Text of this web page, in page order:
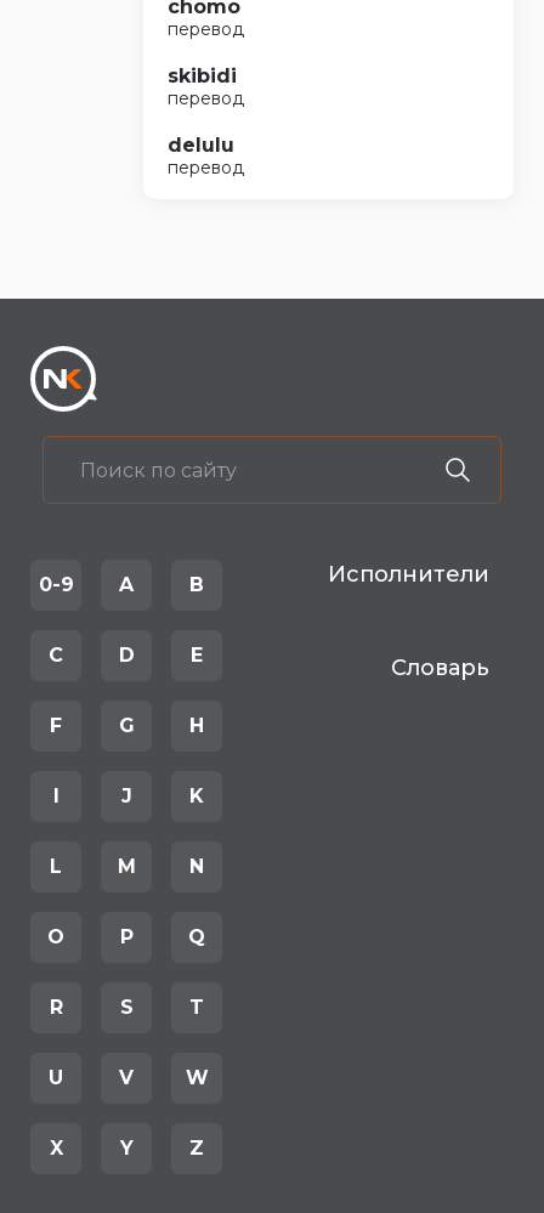
chomo
перевод
skibidi
перевод
delulu
перевод
0-9 A B
C D E
F G H
I J K
L M N
O P Q
R S T
U V W
X Y Z
Исполнители
Словарь